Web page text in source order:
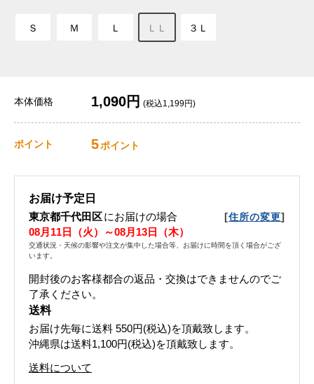
Ｓ Ｍ Ｌ ＬＬ ３Ｌ
本体価格 1,090円 (税込1,199円)
ポイント 5ポイント
お届け予定日
東京都千代田区にお届けの場合 [住所の変更]
08月11日（火）～08月13日（木）
交通状況・天候の影響や注文が集中した場合等、お届けに時間を頂く場合がござ
います。
開封後のお客様都合の返品・交換はできませんのでご
了承ください。
送料
お届け先毎に送料 550円(税込)を頂戴致します。
沖縄県は送料1,100円(税込)を頂戴致します。
送料について